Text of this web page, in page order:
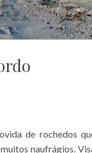
de rochedos
naufrágios.